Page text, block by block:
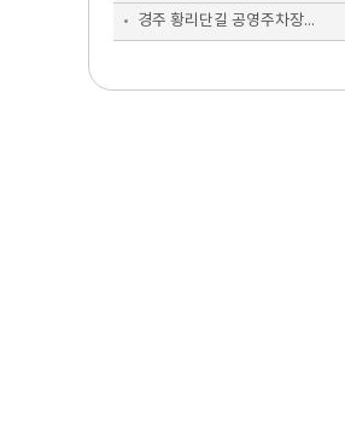
경주 황리단길 공영주차장...